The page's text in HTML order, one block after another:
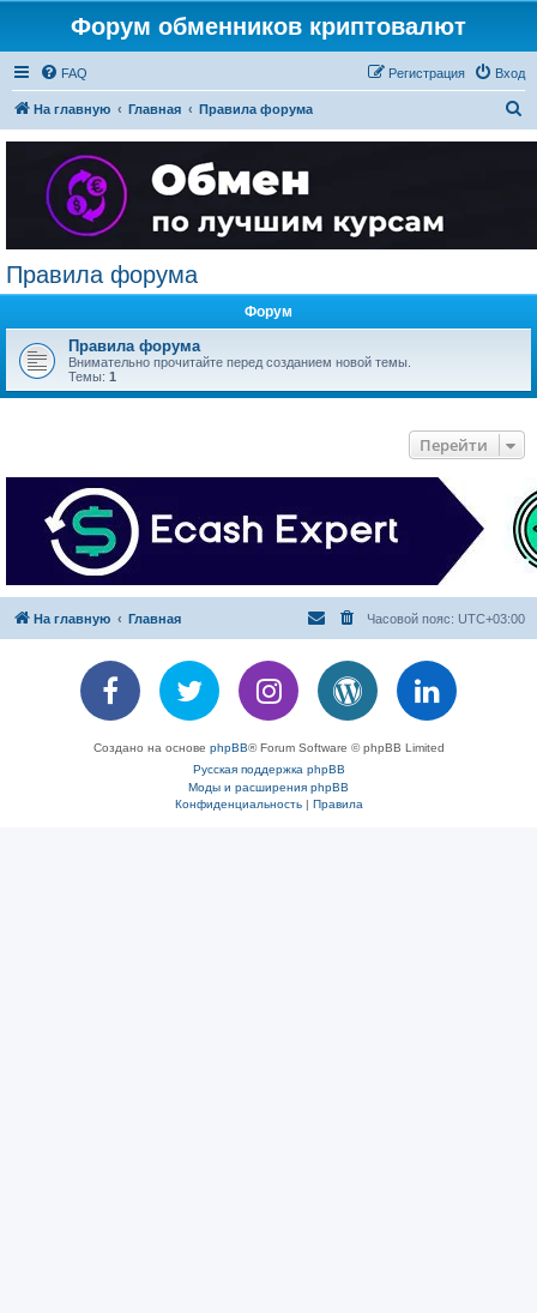
Форум обменников криптовалют
FAQ Вход
Регистрация
На главную Главная Правила форума
Правила форума
Форум
Правила форума
Внимательно прочитайте перед созданием новой темы.
Темы: 1
Перейти
На главную Главная Часовой пояс: UTC+03:00
Создано на основе phpBB® Forum Software © phpBB Limited
Русская поддержка phpBB
Моды и расширения phpBB
Конфиденциальность| Правила